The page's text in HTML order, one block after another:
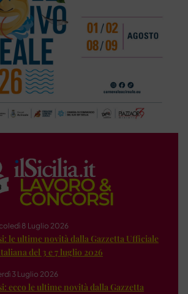
8 Luglio 2026
le ultime novità dalla Gazzetta Ufficiale
del 3 e 7 luglio 2026
3 Luglio 2026
ecco le ultime novità dalla Gazzetta